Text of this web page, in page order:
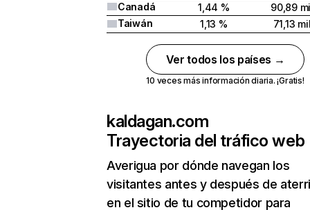
Canadá
1,44 %
90,89
Taiwán
1,13 % 71,13
Ver todos los países →
10 veces más información diaria. ¡Gratis!
kaldagan.com
Trayectoria del tráfico web
Averigua por dónde navegan los
visitantes antes y después de
en el sitio de tu competidor para